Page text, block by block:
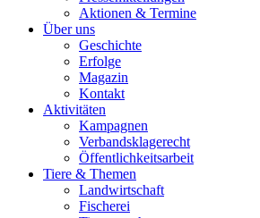
Aktionen & Termine
Über uns
Geschichte
Erfolge
Magazin
Kontakt
Aktivitäten
Kampagnen
Verbandsklagerecht
Öffentlichkeitsarbeit
Tiere & Themen
Landwirtschaft
Fischerei